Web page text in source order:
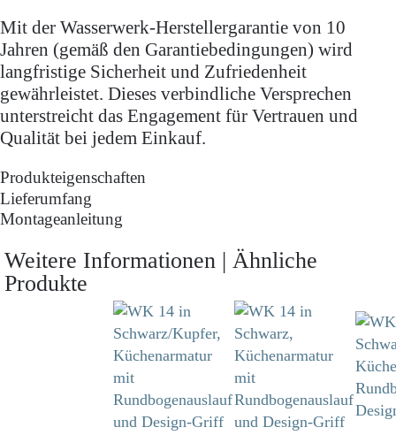
Mit der Wasserwerk-Herstellergarantie von 10
Jahren (gemäß den Garantiebedingungen) wird
langfristige Sicherheit und Zufriedenheit
gewährleistet. Dieses verbindliche Versprechen
unterstreicht das Engagement für Vertrauen und
Qualität bei jedem Einkauf.
Produkteigenschaften
Lieferumfang
Montageanleitung
Weitere Informationen | Ähnliche
Produkte